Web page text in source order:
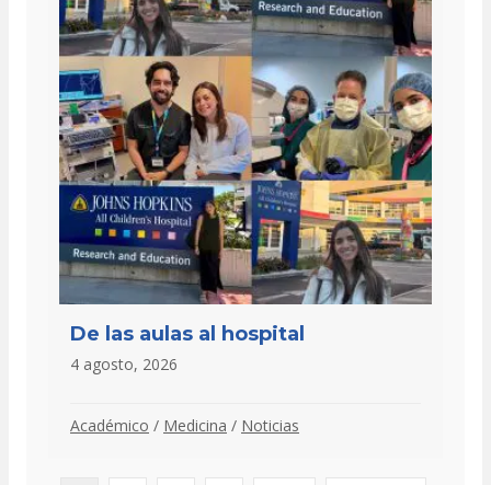
De las aulas al hospital
4 agosto, 2026
Académico / Medicina / Noticias